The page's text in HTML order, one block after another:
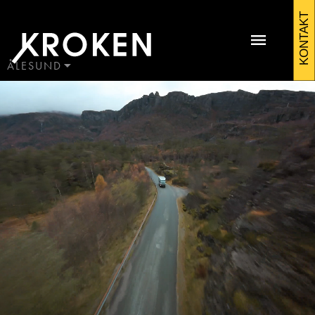
alesund
ÅLESUND
HAUGALAND
ÅLESUND
ÅNDALSNES
KONTAKT
Kontakt Ålesund
Martin Sunde